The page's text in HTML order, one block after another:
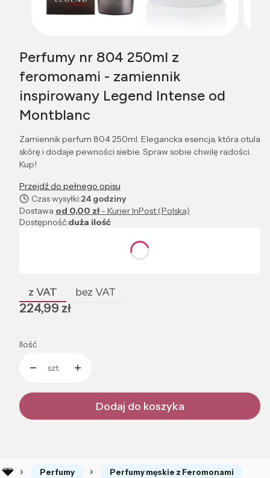
Perfumy nr 804 250ml z
feromonami - zamiennik
inspirowany Legend Intense od
Montblanc
Zamiennik perfum 804 250ml. Elegancka esencja, która otula
skórę i dodaje pewności siebie. Spraw sobie chwilę radości.
Kup!
Przejdź do pełnego opisu
Czas wysyłki:24 godziny
Dostawa od 0,00 zł- Kurier InPost (Polska)
Dostępność:duża ilość
Poszczególne warianty mogą różnić się ceną
z VAT bez VAT
Cena
224,99 zł
Ilość
szt.
Dodaj do koszyka
Perfumy Perfumy męskie z Feromonami